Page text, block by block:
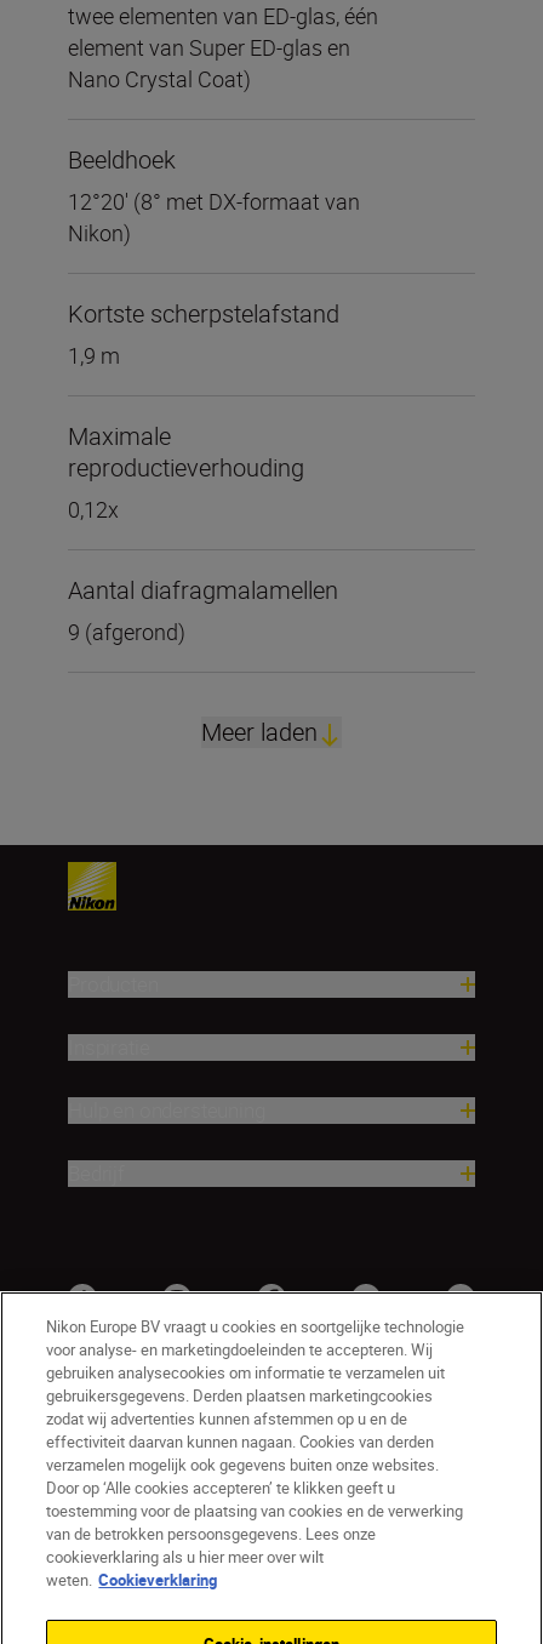
twee elementen van ED-glas, één
element van Super ED-glas en
Nano Crystal Coat)
Beeldhoek
12°20' (8° met DX-formaat van
Nikon)
Kortste scherpstelafstand
1,9 m
Maximale
reproductieverhouding
0,12x
Aantal diafragmalamellen
9 (afgerond)
Meer laden
BE(nl) Nikon Sites
Contact opnemen
Privacyverklaring
Gebruiksvoorwaarden
Nikon Store - Algemene voorwaarden
Cookieverklaring
Toegankelijkheid
Nikon Europe BV vraagt u cookies en soortgelijke technologie
voor analyse- en marketingdoeleinden te accepteren. Wij
gebruiken analysecookies om informatie te verzamelen uit
gebruikersgegevens. Derden plaatsen marketingcookies
zodat wij advertenties kunnen afstemmen op u en de
effectiviteit daarvan kunnen nagaan. Cookies van derden
verzamelen mogelijk ook gegevens buiten onze websites.
Door op ‘Alle cookies accepteren’ te klikken geeft u
toestemming voor de plaatsing van cookies en de verwerking
van de betrokken persoonsgegevens. Lees onze
cookieverklaring als u hier meer over wilt
weten. Cookieverklaring